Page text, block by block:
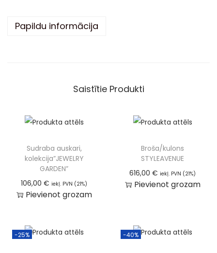
Papildu informācija
Saistītie Produkti
Sudraba auskari,
kolekcija”JEWELRY
GARDEN”
106,00€ iekļ. PVN (21%)
Pievienot grozam
Broša/kulons
STYLEAVENUE
616,00€ iekļ. PVN (21%)
Pievienot grozam
-25% -40%